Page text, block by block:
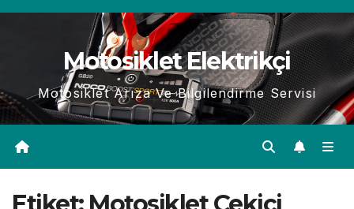
Skip
Motosiklet Elektrikçi
Motosiklet Arıza Ve Bilgilendirme Servisi